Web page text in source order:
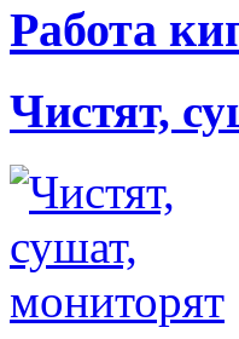
Работа
Чистят,